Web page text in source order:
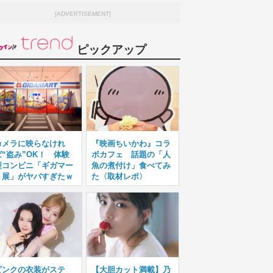
[ADVERTISEMENT]
ピックアップ
メラに映らなけれ
“盗み”OK！ 体験
コンビニ「ギガマー
展」がヤバすぎたｗ
『映画ちいかわ』コラ
ボカフェ 話題の「人
魚の煮付け」食べてみ
た〈取材レポ〉
ンクの衣装がステ 【大胆カット満載】乃